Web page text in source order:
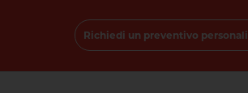
Richiedi un preventivo